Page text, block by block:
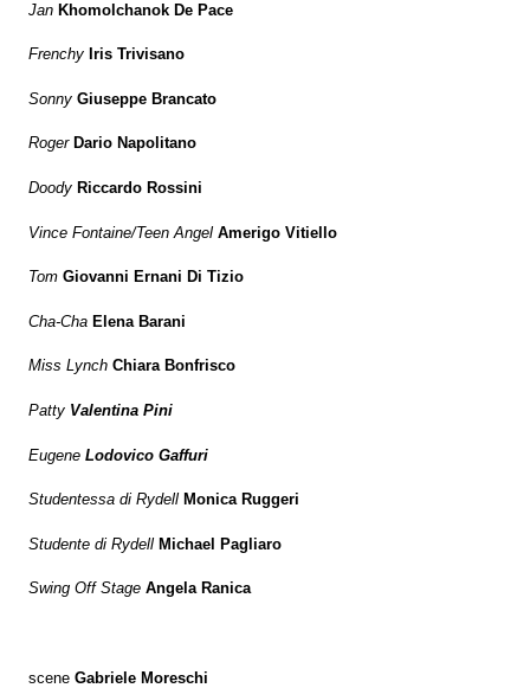
Jan Khomolchanok De Pace
Frenchy Iris Trivisano
Sonny Giuseppe Brancato
Roger Dario Napolitano
Doody Riccardo Rossini
Vince Fontaine/Teen Angel Amerigo Vitiello
Tom Giovanni Ernani Di Tizio
Cha-Cha Elena Barani
Miss Lynch Chiara Bonfrisco
Patty Valentina Pini
Eugene Lodovico Gaffuri
Studentessa di Rydell Monica Ruggeri
Studente di Rydell Michael Pagliaro
Swing Off Stage Angela Ranica
scene Gabriele Moreschi